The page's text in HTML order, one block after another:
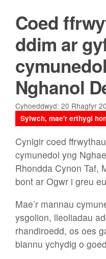
Coed
ddim ar
Nghanol
Cyhoeddwyd: 20 Rhagfyr
Sylwch, mae'r erthygl
Cynigir coed
cymunedol yng
Rhondda Cynon Taf,
bont ar Ogwr i greu
Mae’r mannau
ysgolion, lleoliadau
rhandiroedd, os oes
blannu ychydig o